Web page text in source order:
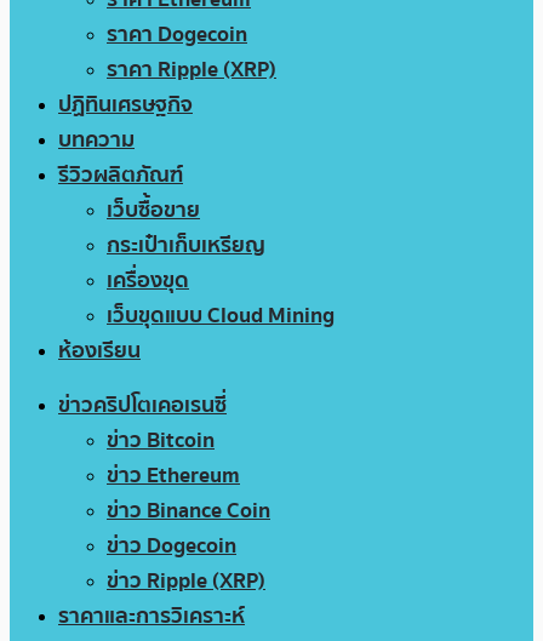
ราคา Dogecoin
ราคา Ripple (XRP)
ปฏิทินเศรษฐกิจ
บทความ
รีวิวผลิตภัณฑ์
เว็บซื้อขาย
กระเป๋าเก็บเหรียญ
เครื่องขุด
เว็บขุดแบบ Cloud Mining
ห้องเรียน
ข่าวคริปโตเคอเรนซี่
ข่าว Bitcoin
ข่าว Ethereum
ข่าว Binance Coin
ข่าว Dogecoin
ข่าว Ripple (XRP)
ราคาและการวิเคราะห์